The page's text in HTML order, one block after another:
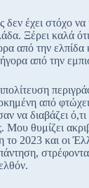
έχει στόχο να
Ξέρει καλά
από την ελπίδα
από την
από
να διαβάζει ό,τι
Μου θυμίζει
το 2023 και οι